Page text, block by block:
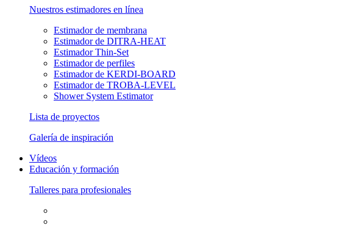
Nuestros estimadores en línea
Estimador de membrana
Estimador de DITRA-HEAT
Estimador Thin-Set
Estimador de perfiles
Estimador de KERDI-BOARD
Estimador de TROBA-LEVEL
Shower System Estimator
Lista de proyectos
Galería de inspiración
Vídeos
Educación y formación
Talleres para profesionales